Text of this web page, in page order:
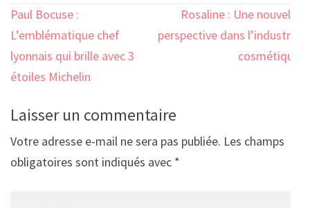
Navigation
de
l’article
Paul Bocuse :
L’emblématique chef
lyonnais qui brille avec 3
étoiles Michelin
Rosaline : Une nouvelle
perspective dans l’industrie
cosmétique
Laisser un commentaire
Votre adresse e-mail ne sera pas publiée. Les champs
obligatoires sont indiqués avec *